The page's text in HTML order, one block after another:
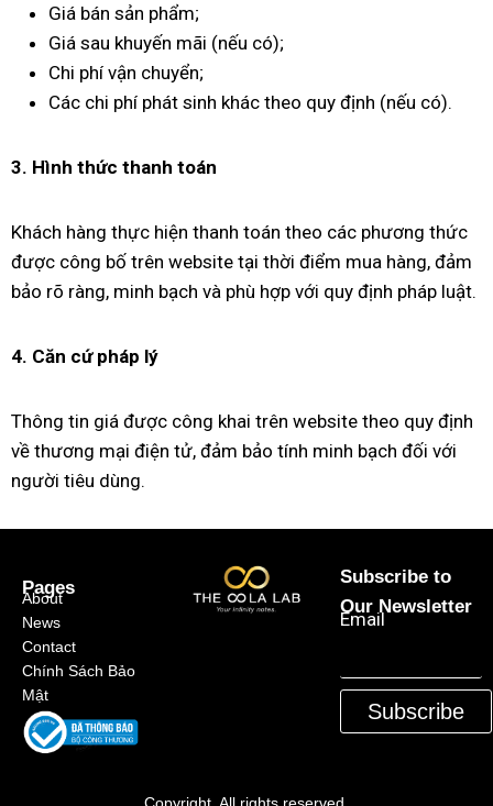
Giá bán sản phẩm;
Giá sau khuyến mãi (nếu có);
Chi phí vận chuyển;
Các chi phí phát sinh khác theo quy định (nếu có).
3. Hình thức thanh toán
Khách hàng thực hiện thanh toán theo các phương thức
được công bố trên website tại thời điểm mua hàng, đảm
bảo rõ ràng, minh bạch và phù hợp với quy định pháp luật.
4. Căn cứ pháp lý
Thông tin giá được công khai trên website theo quy định
về thương mại điện tử, đảm bảo tính minh bạch đối với
người tiêu dùng.
Pages
About
News
Contact
Chính Sách Bảo
Mật
Subscribe to
Our Newsletter
Email
Subscribe